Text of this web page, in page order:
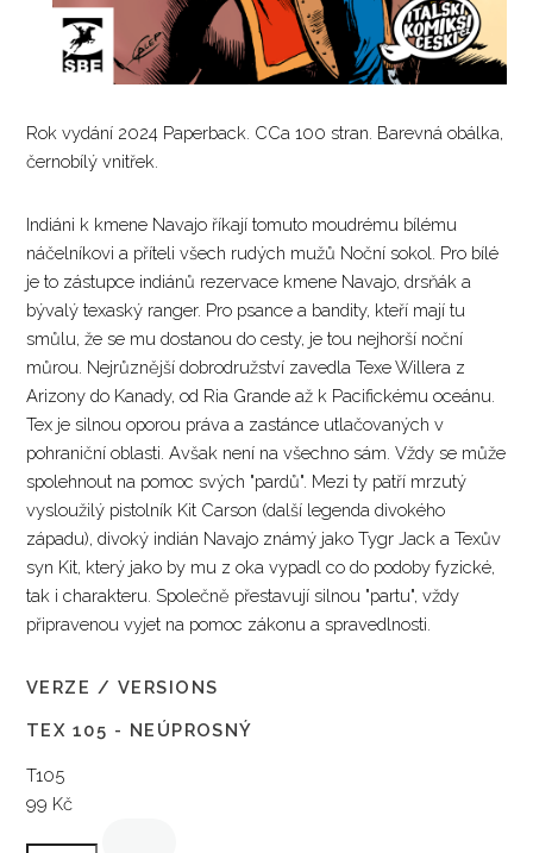
Rok vydání 2024 Paperback. CCa 100 stran. Barevná obálka,
černobílý vnitřek.
Indiáni k kmene Navajo říkají tomuto moudrému bílému
náčelníkovi a příteli všech rudých mužů Noční sokol. Pro bílé
je to zástupce indiánů rezervace kmene Navajo, drsňák a
bývalý texaský ranger. Pro psance a bandity, kteří mají tu
smůlu, že se mu dostanou do cesty, je tou nejhorší noční
můrou. Nejrůznější dobrodružství zavedla Texe Willera z
Arizony do Kanady, od Ria Grande až k Pacifickému oceánu.
Tex je silnou oporou práva a zastánce utlačovaných v
pohraniční oblasti. Avšak není na všechno sám. Vždy se může
spolehnout na pomoc svých "pardů". Mezi ty patří mrzutý
vysloužilý pistolník Kit Carson (další legenda divokého
západu), divoký indián Navajo známý jako Tygr Jack a Texův
syn Kit, který jako by mu z oka vypadl co do podoby fyzické,
tak i charakteru. Společně přestavují silnou "partu", vždy
připravenou vyjet na pomoc zákonu a spravedlnosti.
VERZE / VERSIONS
TEX 105 - NEÚPROSNÝ
T105
99 Kč